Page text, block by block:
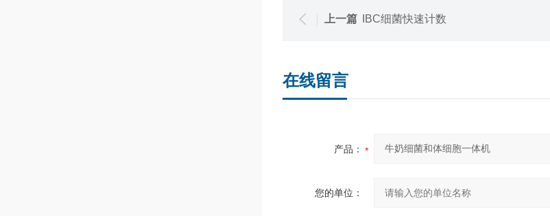
上一篇 IBC细菌快速计数
在线留言
产品：
您的单位：